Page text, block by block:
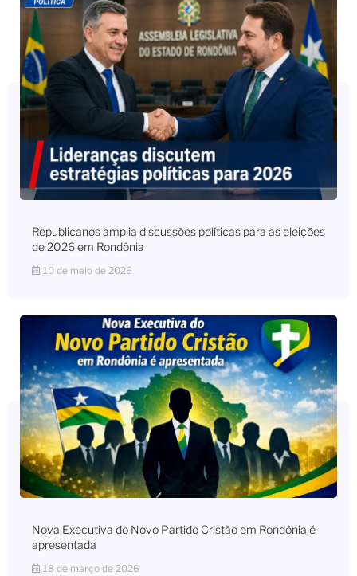
Republicanos amplia discussões políticas para as eleições
de 2026 em Rondônia
10 de maio de 2026
Nova Executiva do Novo Partido Cristão em Rondônia é
apresentada
18 de março de 2026